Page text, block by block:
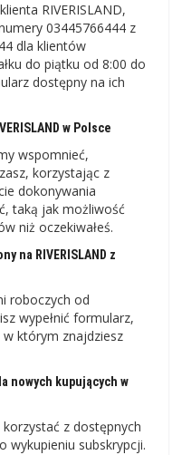
RIVERISLAND,
03445766444 z
dla klientów
do piątku od 8:00 do
dostępny na ich
w Polsce
wspomnieć,
korzystając z
dokonywania
taką jak możliwość
niż oczekiwałeś.
na RIVERISLAND z
roboczych od
wypełnić formularz,
którym znajdziesz
nowych kupujących w
korzystać z dostępnych
wykupieniu subskrypcji.